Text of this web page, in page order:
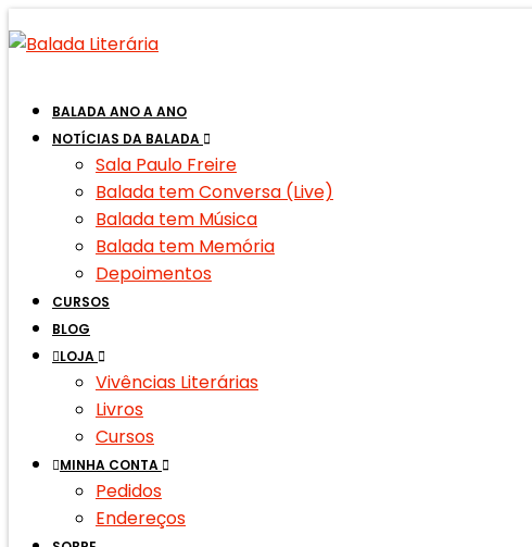
BALADA ANO A ANO
NOTÍCIAS DA BALADA
Sala Paulo Freire
Balada tem Conversa (Live)
Balada tem Música
Balada tem Memória
Depoimentos
CURSOS
BLOG
LOJA
Vivências Literárias
Livros
Cursos
MINHA CONTA
Pedidos
Endereços